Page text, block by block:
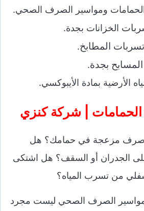
ومواسير الصرف الصحي.
الخزانات بجدة.
المطابخ.
بجدة.
الأرضية بمادة الأيبوكسي.
| شركة كنزي
صرف مزعجة في حمامك؟ هل
الجدران أو السقف؟ هل اشتكى
من تسرب المياه؟
الصرف الصحي ليست مجرد